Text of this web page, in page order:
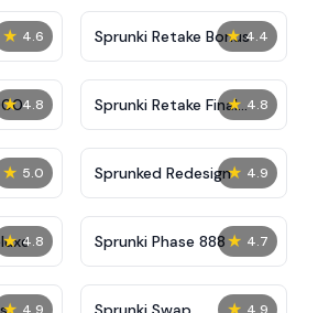
★ 4.6 ★ 4.4
Sprunki Retake Bonus
★ 4.8 ★ 4.8
Sprunki Retake Final
Update
★ 5.0 ★ 4.9
Sprunked Redesign
★ 4.8 ★ 4.7
Sprunki Phase 888